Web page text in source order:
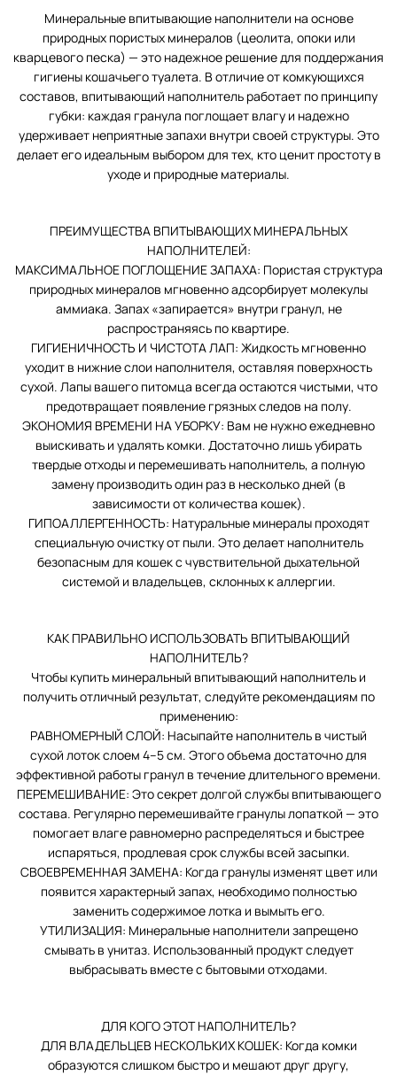
Минеральные впитывающие наполнители на основе
природных пористых минералов (цеолита, опоки или
кварцевого песка) — это надежное решение для поддержания
гигиены кошачьего туалета. В отличие от комкующихся
составов, впитывающий наполнитель работает по принципу
губки: каждая гранула поглощает влагу и надежно
удерживает неприятные запахи внутри своей структуры. Это
делает его идеальным выбором для тех, кто ценит простоту в
уходе и природные материалы.
ПРЕИМУЩЕСТВА ВПИТЫВАЮЩИХ МИНЕРАЛЬНЫХ
НАПОЛНИТЕЛЕЙ:
МАКСИМАЛЬНОЕ ПОГЛОЩЕНИЕ ЗАПАХА: Пористая структура
природных минералов мгновенно адсорбирует молекулы
аммиака. Запах «запирается» внутри гранул, не
распространяясь по квартире.
ГИГИЕНИЧНОСТЬ И ЧИСТОТА ЛАП: Жидкость мгновенно
уходит в нижние слои наполнителя, оставляя поверхность
сухой. Лапы вашего питомца всегда остаются чистыми, что
предотвращает появление грязных следов на полу.
ЭКОНОМИЯ ВРЕМЕНИ НА УБОРКУ: Вам не нужно ежедневно
выискивать и удалять комки. Достаточно лишь убирать
твердые отходы и перемешивать наполнитель, а полную
замену производить один раз в несколько дней (в
зависимости от количества кошек).
ГИПОАЛЛЕРГЕННОСТЬ: Натуральные минералы проходят
специальную очистку от пыли. Это делает наполнитель
безопасным для кошек с чувствительной дыхательной
системой и владельцев, склонных к аллергии.
КАК ПРАВИЛЬНО ИСПОЛЬЗОВАТЬ ВПИТЫВАЮЩИЙ
НАПОЛНИТЕЛЬ?
Чтобы купить минеральный впитывающий наполнитель и
получить отличный результат, следуйте рекомендациям по
применению:
РАВНОМЕРНЫЙ СЛОЙ: Насыпайте наполнитель в чистый
сухой лоток слоем 4–5 см. Этого объема достаточно для
эффективной работы гранул в течение длительного времени.
ПЕРЕМЕШИВАНИЕ: Это секрет долгой службы впитывающего
состава. Регулярно перемешивайте гранулы лопаткой — это
помогает влаге равномерно распределяться и быстрее
испаряться, продлевая срок службы всей засыпки.
СВОЕВРЕМЕННАЯ ЗАМЕНА: Когда гранулы изменят цвет или
появится характерный запах, необходимо полностью
заменить содержимое лотка и вымыть его.
УТИЛИЗАЦИЯ: Минеральные наполнители запрещено
смывать в унитаз. Использованный продукт следует
выбрасывать вместе с бытовыми отходами.
ДЛЯ КОГО ЭТОТ НАПОЛНИТЕЛЬ?
ДЛЯ ВЛАДЕЛЬЦЕВ НЕСКОЛЬКИХ КОШЕК: Когда комки
образуются слишком быстро и мешают друг другу,